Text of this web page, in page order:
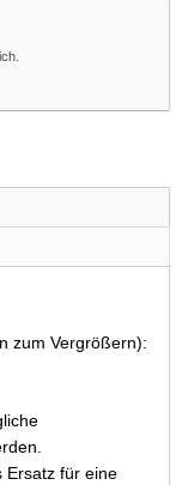
zum Vergrößern):
Ersatz für eine